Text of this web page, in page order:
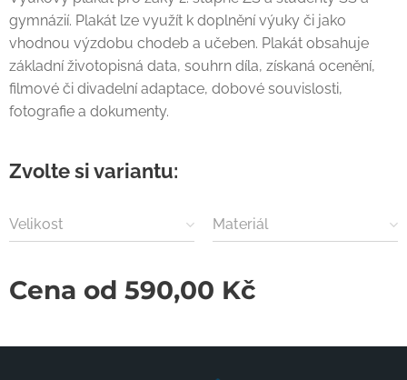
gymnázií. Plakát lze využít k doplnění výuky či jako
vhodnou výzdobu chodeb a učeben. Plakát obsahuje
základní životopisná data, souhrn díla, získaná ocenění,
filmové či divadelní adaptace, dobové souvislosti,
fotografie a dokumenty.
Zvolte si variantu:
Velikost Materiál
Cena od 590,00 Kč